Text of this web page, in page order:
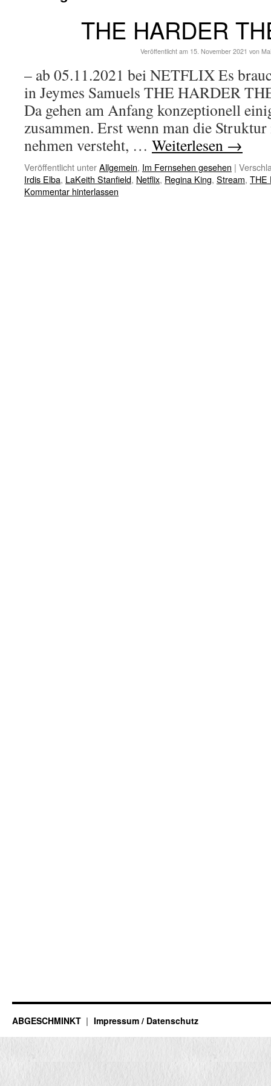
THE HARDER
Veröffentlicht am 15. November 2021 von
– ab 05.11.2021 bei NETFLIX Es
in Jeymes Samuels THE HARDER
Da gehen am Anfang konzeptionell
zusammen. Erst wenn man die
nehmen versteht, … Weiterlesen →
Veröffentlicht unterAllgemein, Im Fernsehen gesehen |
Irdis Elba, LaKeith Stanfield, Netflix, Regina King, Stream, THE
Kommentar hinterlassen
ABGESCHMINKT Impressum / Datenschutz